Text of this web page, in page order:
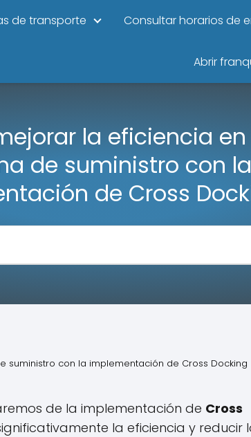
de transporte Consultar horarios de
Abrir
la eficiencia
de suministro con la
de Cross
con la implementación de Cross Docking
de la implementación de Cross
la eficiencia y reducir